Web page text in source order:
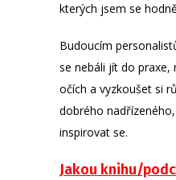
kterých jsem se
Budoucím
se nebáli jít do praxe,
očích a vyzkoušet si
dobrého
inspirovat se.
Jakou knihu/